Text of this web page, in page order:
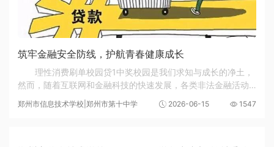
筑牢金融安全防线，护航青春健康成长
理性消费刷单校园贷1中奖校园是我们求知与成长的净土，
然而，随着互联网和金融科技的快速发展，各类非法金融活动
正悄然向校园渗透，给同学们的安全带来隐患。6月是“防范非
法金融活动宣传月”，6月15日为集中宣传日...
郑州市信息技术学校|郑州市第十中学 2026-06-15 1547